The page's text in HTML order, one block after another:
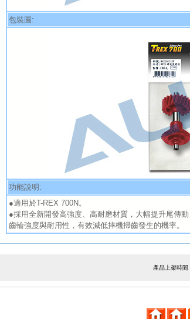
包裝圖:
功能說明:
●適用於T-REX 700N。
●採用全新開發高強度、高耐磨材質，大幅提升尾傳動
齒輪強度與耐用性，有效減低摔機掃齒發生的機率。
產品上架時